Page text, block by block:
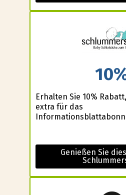
Erhalten Sie 10%
extra für das
Genießen Sie